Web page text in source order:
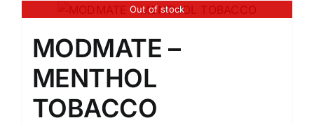
Out of stock
MODMATE –
MENTHOL
TOBACCO